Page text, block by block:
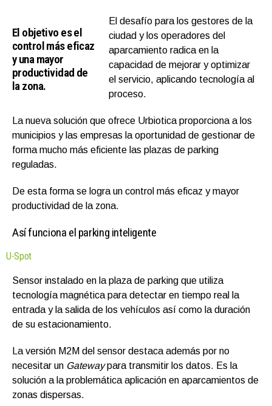
El objetivo es el
control más eficaz
y una mayor
productividad de
la zona.
El desafío para los gestores de la
ciudad y los operadores del
aparcamiento radica en la
capacidad de mejorar y optimizar
el servicio, aplicando tecnología al
proceso.
La nueva solución que ofrece Urbiotica proporciona a los
municipios y las empresas la oportunidad de gestionar de
forma mucho más eficiente las plazas de parking
reguladas.
De esta forma se logra un control más eficaz y mayor
productividad de la zona.
Así funciona el parking inteligente
U-Spot
Sensor instalado en la plaza de parking que utiliza
tecnología magnética para detectar en tiempo real la
entrada y la salida de los vehículos así como la duración
de su estacionamiento.
La versión M2M del sensor destaca además por no
necesitar un Gatewaypara transmitir los datos. Es la
solución a la problemática aplicación en aparcamientos de
zonas dispersas.